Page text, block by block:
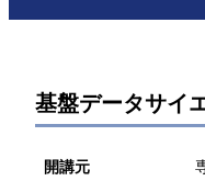
基盤データサイ
開講元